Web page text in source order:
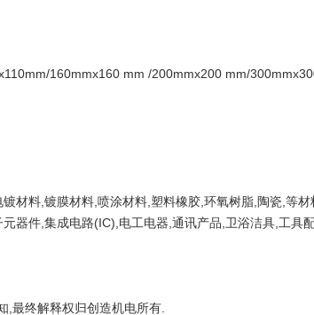
160mmx160 mm /200mmx200 mm/
材料,镀膜材料,喷涂材料,塑料橡胶,环氧树脂,陶瓷,等材
器件,集成电路(IC),电工电器,通讯产品,卫浴洁具,工具
,最终解释权归创造机电所有.